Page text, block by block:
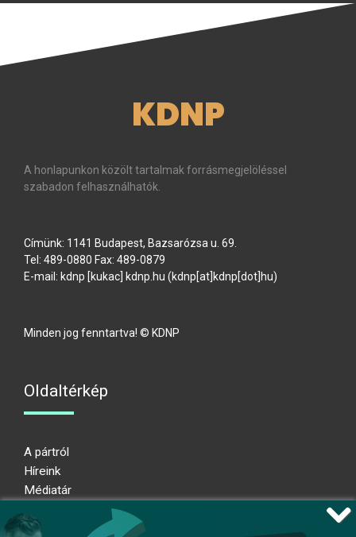
KDNP
A honlapunkon közölt tartalmak forrásmegjelöléssel
szabadon felhasználhatók.
Címünk: 1141 Budapest, Bazsarózsa u. 69.
Tel: 489-0880 Fax: 489-0879
E-mail: kdnp [kukac] kdnp hu (kdnp[at]kdnp[dot]hu)
Minden jog fenntartva! © KDNP
Oldaltérkép
A pártról
Híreink
Médiatár
Adatkezelési nyilatkozat